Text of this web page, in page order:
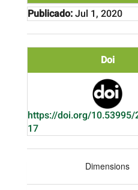
Publicado:Jul 1, 2020
Doi
https://doi.org/10.53995/
17
Dimensions